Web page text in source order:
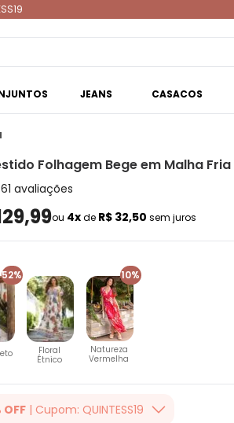
JEANS CASACOS
Folhagem Bege em Malha Fria
avaliações
ou 4xde R$ 32,50 sem juros
52%
Floral
Étnico
10%
Natureza
Vermelha
OFF | Cupom: QUINTESS19